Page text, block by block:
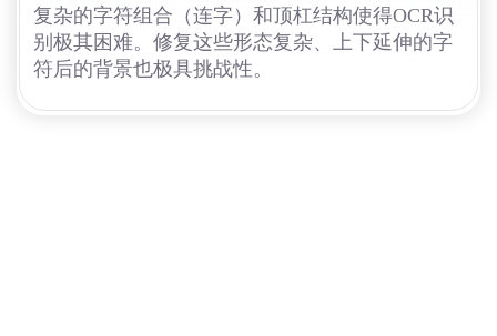
复杂的字符组合（连字）和顶杠结构使得OCR识
别极其困难。修复这些形态复杂、上下延伸的字
符后的背景也极具挑战性。